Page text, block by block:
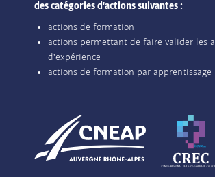
des catégories d'actions suivantes :
actions de formation
actions permettant de faire valider les
d'expérience
actions de formation par apprentissage